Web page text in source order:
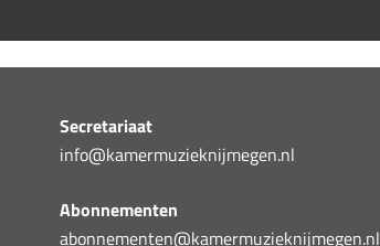
Secretariaat
info@kamermuzieknijmegen.nl
Abonnementen
abonnementen@kamermuzieknijmegen.nl